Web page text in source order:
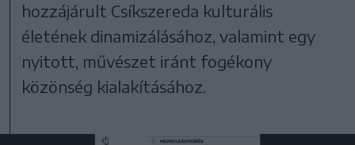
hozzájárult Csíkszereda kulturális
életének dinamizálásához, valamint egy
nyitott, művészet iránt fogékony
közönség kialakításához.